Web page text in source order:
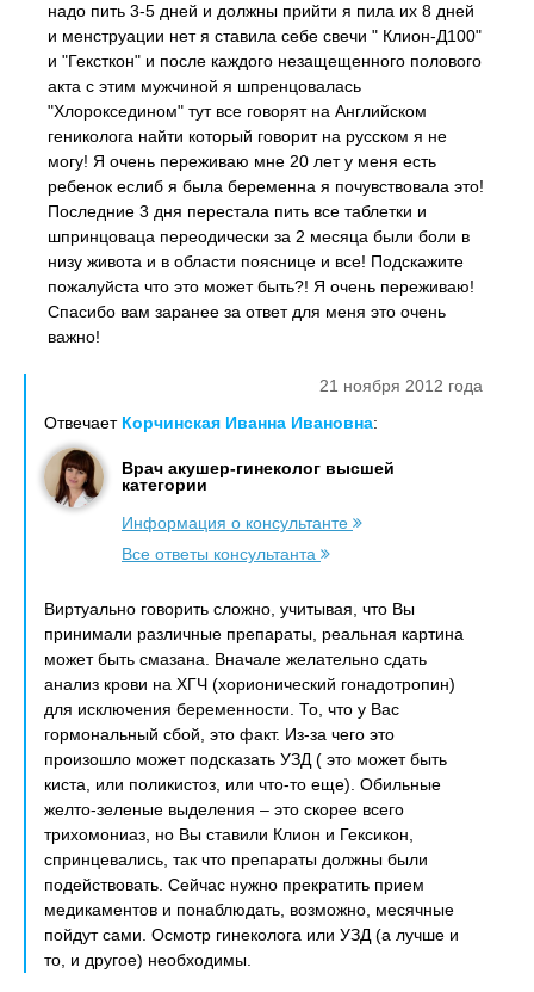
надо пить 3-5 дней и должны прийти я пила их 8 дней
и менструации нет я ставила себе свечи " Клион-Д100"
и "Гексткон" и после каждого незащещенного полового
акта с этим мужчиной я шпренцовалась
"Хлорокседином" тут все говорят на Английском
гениколога найти который говорит на русском я не
могу! Я очень переживаю мне 20 лет у меня есть
ребенок еслиб я была беременна я почувствовала это!
Последние 3 дня перестала пить все таблетки и
шпринцоваца переодически за 2 месяца были боли в
низу живота и в области пояснице и все! Подскажите
пожалуйста что это может быть?! Я очень переживаю!
Спасибо вам заранее за ответ для меня это очень
важно!
21 ноября 2012 года
Отвечает Корчинская Иванна Ивановна:
Врач акушер-гинеколог высшей
категории
Информация о консультанте
Все ответы консультанта
Виртуально говорить сложно, учитывая, что Вы
принимали различные препараты, реальная картина
может быть смазана. Вначале желательно сдать
анализ крови на ХГЧ (хорионический гонадотропин)
для исключения беременности. То, что у Вас
гормональный сбой, это факт. Из-за чего это
произошло может подсказать УЗД ( это может быть
киста, или поликистоз, или что-то еще). Обильные
желто-зеленые выделения – это скорее всего
трихомониаз, но Вы ставили Клион и Гексикон,
спринцевались, так что препараты должны были
подействовать. Сейчас нужно прекратить прием
медикаментов и понаблюдать, возможно, месячные
пойдут сами. Осмотр гинеколога или УЗД (а лучше и
то, и другое) необходимы.